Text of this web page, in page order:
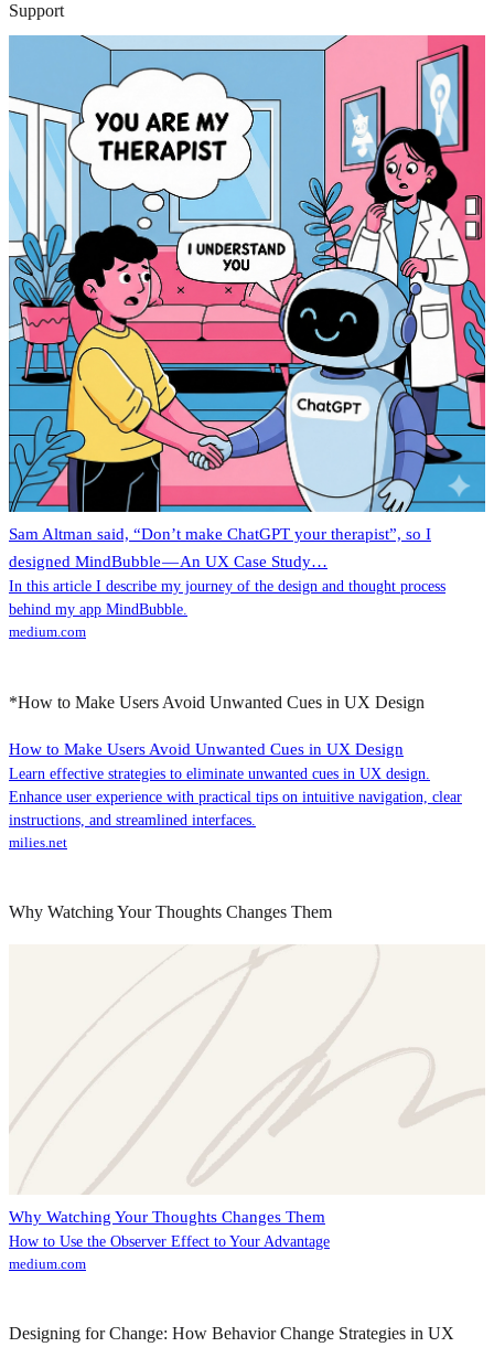
Support
Sam Altman said, “Don’t make ChatGPT your therapist”, so I
designed MindBubble — An UX Case Study…
In this article I describe my journey of the design and thought process
behind my app MindBubble.
medium.com
*How to Make Users Avoid Unwanted Cues in UX Design
How to Make Users Avoid Unwanted Cues in UX Design
Learn effective strategies to eliminate unwanted cues in UX design.
Enhance user experience with practical tips on intuitive navigation, clear
instructions, and streamlined interfaces.
milies.net
Why Watching Your Thoughts Changes Them
Why Watching Your Thoughts Changes Them
How to Use the Observer Effect to Your Advantage
medium.com
Designing for Change: How Behavior Change Strategies in UX